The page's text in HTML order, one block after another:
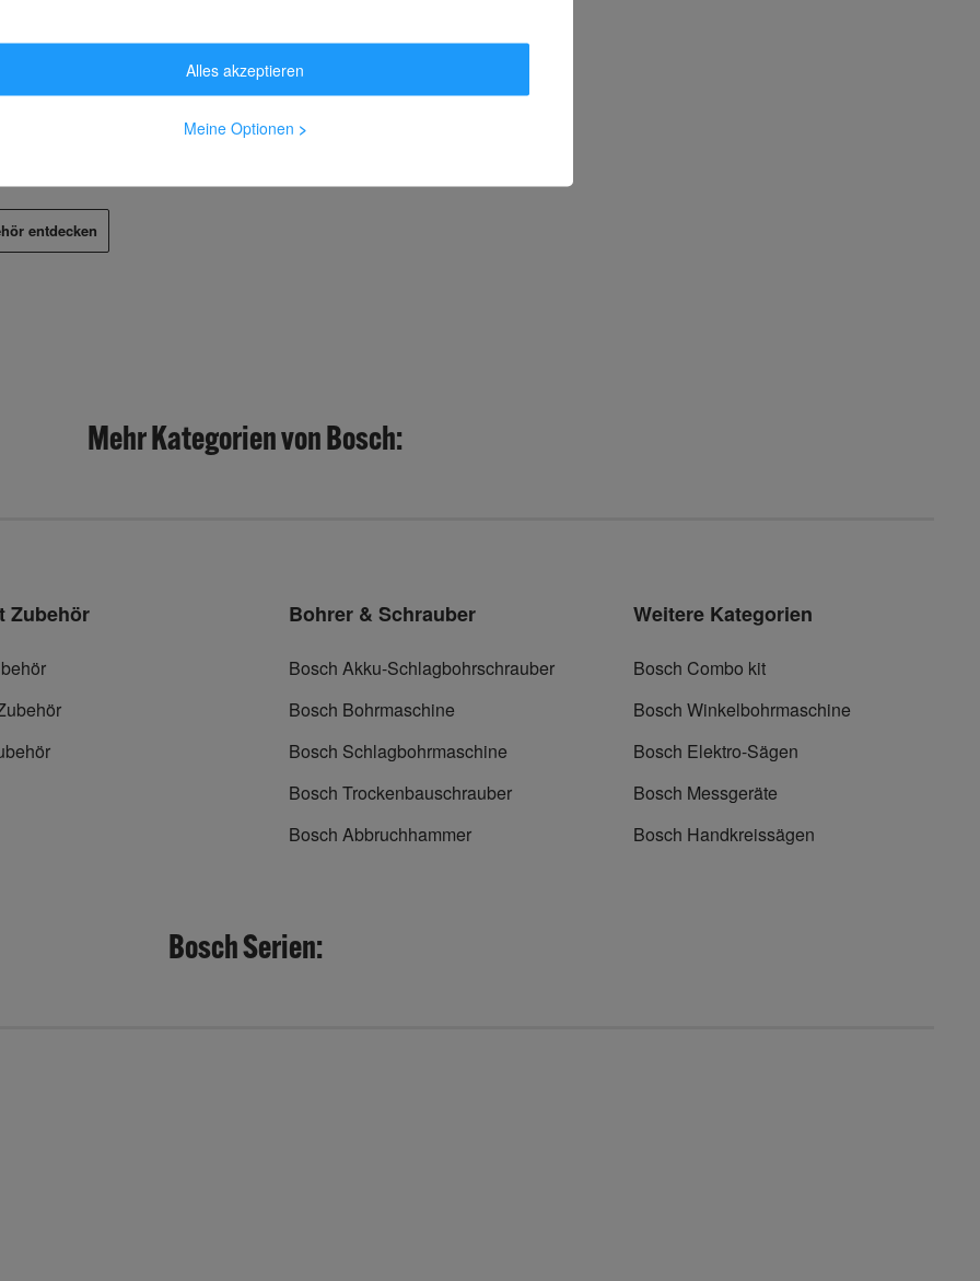
ZUBEHÖR FÜR DEINEN JOB!
von Bosch
entdecken
Mehr Kategorien von Bosch:
Zubehör Bohrer & Schrauber
Bosch Akku-Schlagbohrschrauber
Bosch Bohrmaschine
Bosch Schlagbohrmaschine
Bosch Trockenbauschrauber
Bosch Abbruchhammer
Weitere Kategorien
Bosch Combo kit
Bosch Winkelbohrmaschine
Bosch Elektro-Sägen
Bosch Messgeräte
Bosch Handkreissägen
Bosch Serien:
Alles akzeptieren
Meine Optionen >